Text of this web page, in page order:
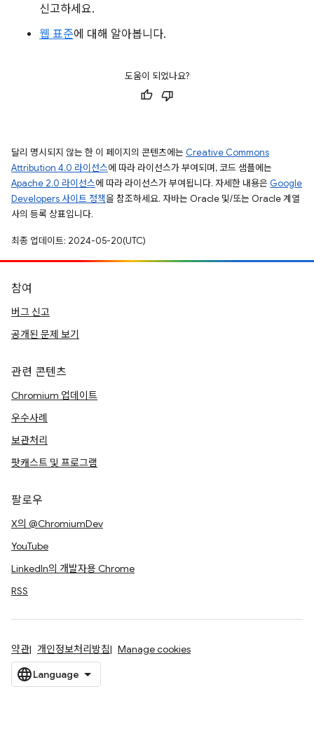
신고하세요.
웹 표준에 대해 알아봅니다.
도움이 되었나요?
달리 명시되지 않는 한 이 페이지의 콘텐츠에는 Creative Commons
Attribution 4.0 라이선스에 따라 라이선스가 부여되며, 코드 샘플에는
Apache 2.0 라이선스에 따라 라이선스가 부여됩니다. 자세한 내용은 Google
Developers 사이트 정책을 참조하세요. 자바는 Oracle 및/또는 Oracle 계열
사의 등록 상표입니다.
최종 업데이트: 2024-05-20(UTC)
참여
버그 신고
공개된 문제 보기
관련 콘텐츠
Chromium 업데이트
우수사례
보관처리
팟캐스트 및 프로그램
팔로우
X의 @ChromiumDev
YouTube
LinkedIn의 개발자용 Chrome
RSS
약관 개인정보처리방침 Manage cookies